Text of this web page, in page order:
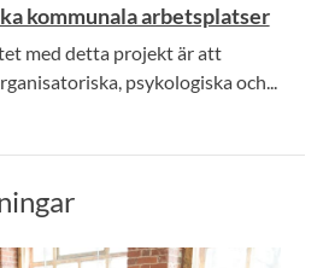
kommunala arbetsplatser
med detta projekt är att
psykologiska och...